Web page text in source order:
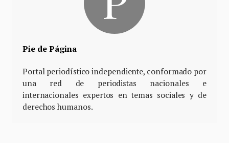
Pie de Página
Portal periodístico independiente, conformado por
una red de periodistas nacionales e
internacionales expertos en temas sociales y de
derechos humanos.